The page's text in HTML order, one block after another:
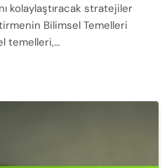
kolaylaştıracak stratejiler
Bilimsel Temelleri
temelleri,…